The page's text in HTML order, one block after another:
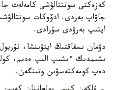
كەزەكتى سوتتتالۋشى كامەلەت
جاۋاپ بەردى. ادۆوكات
ايتىپ بەرۋدى سۇرادى.
دۋمان ىسقاقتىڭ ايتۋىنشا،
ىشىمدىك ءىشىپ الىپ ەدىم،
دەپ كومەكتەسۋىن وتىنگەن.